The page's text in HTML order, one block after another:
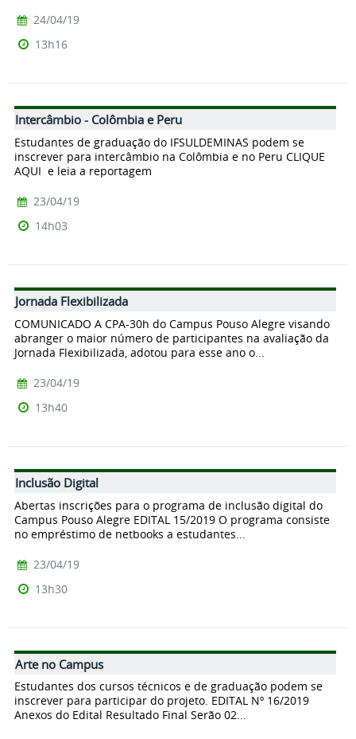
24/04/19
13h16
Intercâmbio - Colômbia e Peru
Estudantes de graduação do IFSULDEMINAS podem se
inscrever para intercâmbio na Colômbia e no Peru CLIQUE
AQUI e leia a reportagem
23/04/19
14h03
Jornada Flexibilizada
COMUNICADO A CPA-30h do Campus Pouso Alegre visando
abranger o maior número de participantes na avaliação da
Jornada Flexibilizada, adotou para esse ano o...
23/04/19
13h40
Inclusão Digital
Abertas inscrições para o programa de inclusão digital do
Campus Pouso Alegre EDITAL 15/2019 O programa consiste
no empréstimo de netbooks a estudantes...
23/04/19
13h30
Arte no Campus
Estudantes dos cursos técnicos e de graduação podem se
inscrever para participar do projeto. EDITAL Nº 16/2019
Anexos do Edital Resultado Final Serão 02...